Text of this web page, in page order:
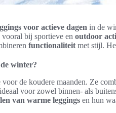
voor actieve dagen in de
bij sportieve en outdoor
functionaliteit met stijl.
winter?
de koudere maanden. Ze
voor zowel binnen- als
van warme leggings en hun